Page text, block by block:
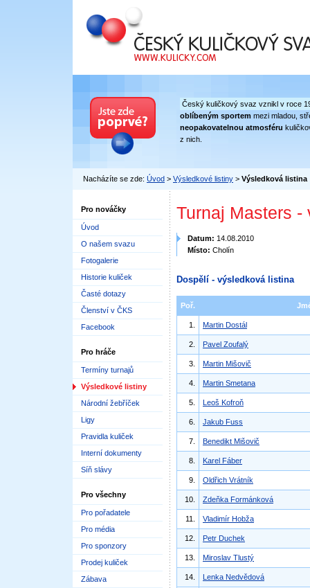
Český kuličkový svaz
Český kuličkový svaz vznikl v roce
oblíbeným sportem mezi mladou,
neopakovatelnou atmosféru
z nich.
Nacházíte se zde: Úvod > Výsledkové listiny > Výsledková listina
Pro nováčky
Úvod
O našem svazu
Fotogalerie
Historie kuliček
Časté dotazy
Členství v ČKS
Facebook
Pro hráče
Termíny turnajů
Výsledkové listiny
Národní žebříček
Ligy
Pravidla kuliček
Interní dokumenty
Síň slávy
Pro všechny
Pro pořadatele
Pro média
Pro sponzory
Prodej kuliček
Zábava
Turnaj Masters -
Datum: 14.08.2010
Místo: Cholín
Dospělí - výsledková listina
Poř.
1. Martin Dostál
2. Pavel Zoufalý
3. Martin Mišovič
4. Martin Smetana
5. Leoš Kofroň
6. Jakub Fuss
7. Benedikt Mišovič
8. Karel Fáber
9. Oldřich Vrátník
10. Zdeňka Formánková
11. Vladimír Hobža
12. Petr Duchek
13. Miroslav Tlustý
14. Lenka Nedvědová